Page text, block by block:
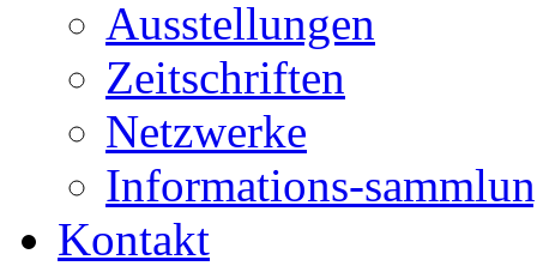
Ausstellungen
Zeitschriften
Netzwerke
Informations-
Kontakt